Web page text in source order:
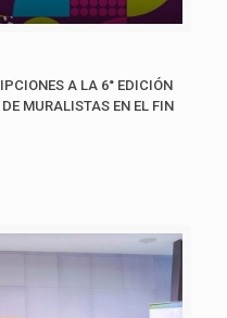
A LA 6° EDICIÓN
MURALISTAS EN EL FIN